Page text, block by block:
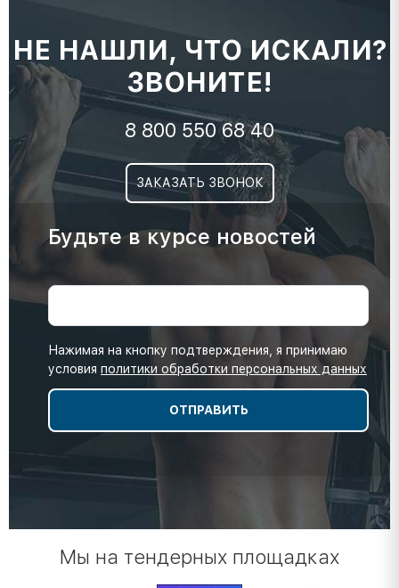
НЕ НАШЛИ, ЧТО ИСКАЛИ?
ЗВОНИТЕ!
8 800 550 68 40
ЗАКАЗАТЬ ЗВОНОК
Будьте в курсе новостей
Нажимая на кнопку подтверждения, я принимаю
условия политики обработки персональных данных
Мы на тендерных площадках